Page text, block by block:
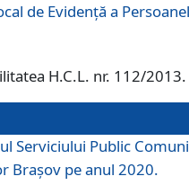
de Evidență a
H.C.L. nr. 112/2013.
Serviciului Public
Braşov pe anul 2020.